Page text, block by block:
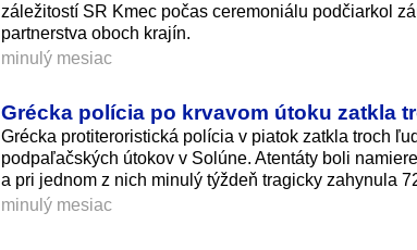
záležitostí SR Kmec počas ceremoniálu podčiarkol
partnerstva oboch krajín.
minulý mesiac
Grécka polícia po krvavom útoku zatkla
Grécka protiteroristická polícia v piatok zatkla troch
podpaľačských útokov v Solúne. Atentáty boli
a pri jednom z nich minulý týždeň tragicky zahynula
minulý mesiac